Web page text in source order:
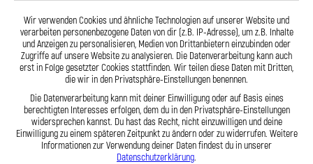
Stahlflex-Kit – jede Leitung wird millimetergenau und individuell
gefertigt. Mit den Stahlflex-Kupplungsleitungen der Lothar Spiegler
Kfz-Leitungen GmbH entscheiden Sie sich für echte deutsche Qualität,
höchste Sicherheit und ein Produkt, das in Präzision und Haltbarkeit
überzeugt.Hier zu unserem Video „Stahlflex vs. Gummi“
Wir verwenden Cookies und ähnliche Technologien auf unserer Website und
verarbeiten personenbezogene Daten von dir (z.B. IP-Adresse), um z.B. Inhalte
und Anzeigen zu personalisieren, Medien von Drittanbietern einzubinden oder
Zugriffe auf unsere Website zu analysieren. Die Datenverarbeitung kann auch
erst in Folge gesetzter Cookies stattfinden. Wir teilen diese Daten mit Dritten,
die wir in den Privatsphäre-Einstellungen benennen.
Die Datenverarbeitung kann mit deiner Einwilligung oder auf Basis eines
berechtigten Interesses erfolgen, dem du in den Privatsphäre-Einstellungen
widersprechen kannst. Du hast das Recht, nicht einzuwilligen und deine
Einwilligung zu einem späteren Zeitpunkt zu ändern oder zu widerrufen. Weitere
Informationen zur Verwendung deiner Daten findest du in unserer
Datenschutzerklärung.